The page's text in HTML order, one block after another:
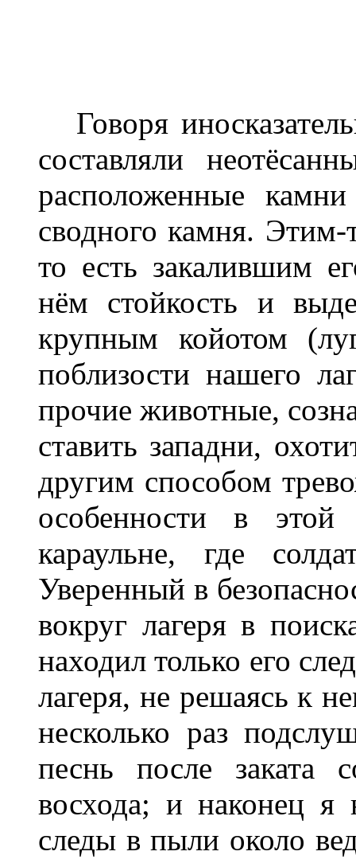
Говоря
составляли
расположенные
сводного камня.
то есть закалившим
нём стойкость и
крупным койотом
поблизости нашего
прочие животные,
ставить западни,
другим способом
особенности в
караульне, где
Уверенный в
вокруг лагеря в
находил только его
лагеря, не решаясь к
несколько раз
песнь после заката
восхода; и наконец я
следы в пыли около